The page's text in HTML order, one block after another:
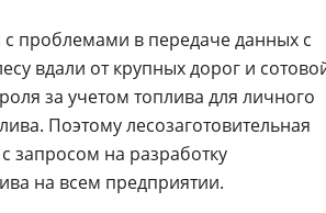
с проблемами в передаче данных с
вдали от крупных дорог и
за учетом топлива для личного
Поэтому лесозаготовительная
запросом на разработку
на всем предприятии.